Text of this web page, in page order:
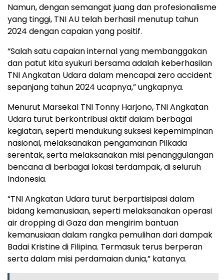
Namun, dengan semangat juang dan profesionalisme
yang tinggi, TNI AU telah berhasil menutup tahun
2024 dengan capaian yang positif.
“Salah satu capaian internal yang membanggakan
dan patut kita syukuri bersama adalah keberhasilan
TNI Angkatan Udara dalam mencapai zero accident
sepanjang tahun 2024 ucapnya,” ungkapnya.
Menurut Marsekal TNI Tonny Harjono, TNI Angkatan
Udara turut berkontribusi aktif dalam berbagai
kegiatan, seperti mendukung suksesi kepemimpinan
nasional, melaksanakan pengamanan Pilkada
serentak, serta melaksanakan misi penanggulangan
bencana di berbagai lokasi terdampak, di seluruh
Indonesia.
“TNI Angkatan Udara turut berpartisipasi dalam
bidang kemanusiaan, seperti melaksanakan operasi
air dropping di Gaza dan mengirim bantuan
kemanusiaan dalam rangka pemulihan dari dampak
Badai Kristine di Filipina. Termasuk terus berperan
serta dalam misi perdamaian dunia,” katanya.